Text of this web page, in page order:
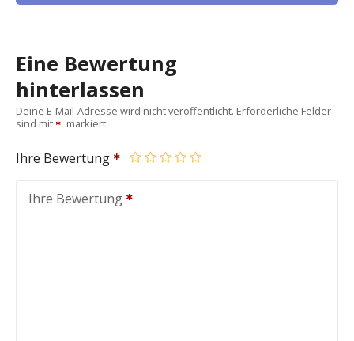
Eine Bewertung
hinterlassen
Deine E-Mail-Adresse wird nicht veröffentlicht. Erforderliche Felder
sind mit
markiert
Ihre Bewertung
Ihre Bewertung